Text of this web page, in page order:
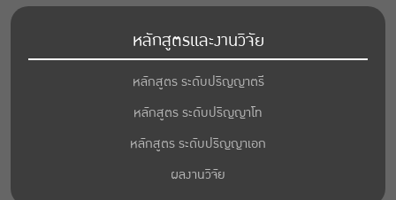
หลักสูตรและงานวิจัย
หลักสูตร ระดับปริญญาตรี
หลักสูตร ระดับปริญญาโท
หลักสูตร ระดับปริญญาเอก
ผลงานวิจัย